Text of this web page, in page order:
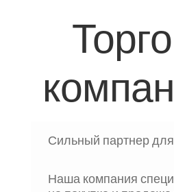
Сильный партнер
Наша компания